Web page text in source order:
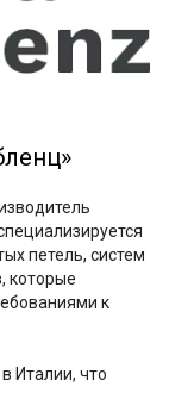
петель, систем
которые
к
Италии, что